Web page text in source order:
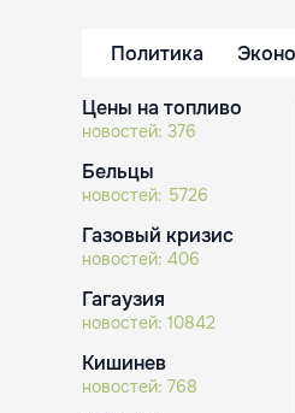
Политика
Цены на топливо
новостей: 376
Бельцы
новостей: 5726
Газовый кризис
новостей: 406
Гагаузия
новостей: 10842
Кишинев
новостей: 768